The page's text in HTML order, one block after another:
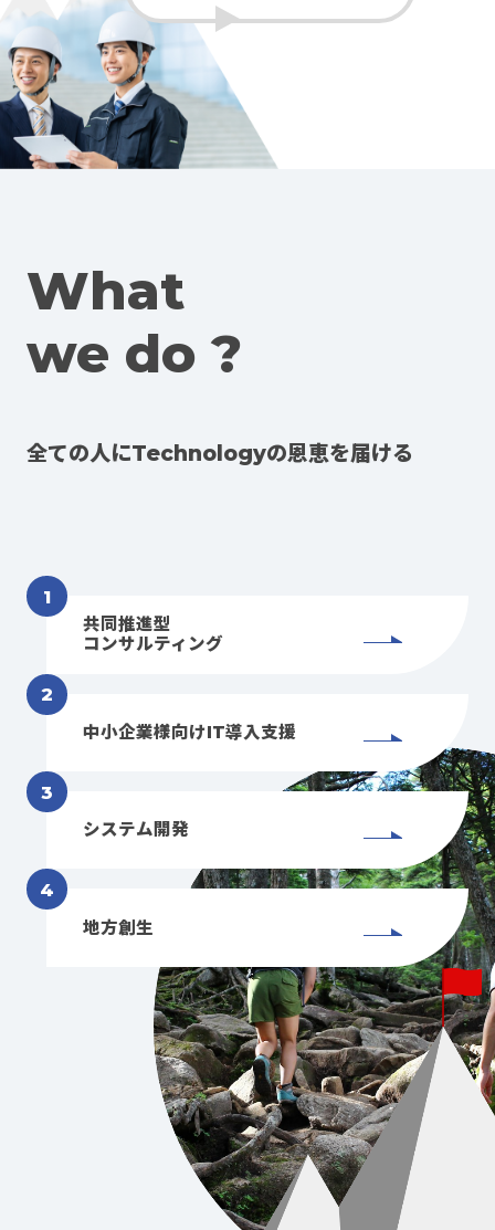
What
we do ?
全ての人にTechnologyの恩恵を届ける
共同推進型
コンサルティング
中小企業様向けIT導入支援
システム開発
地方創生